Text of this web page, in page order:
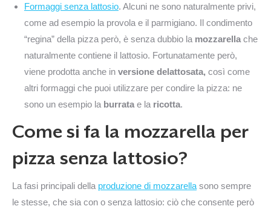
Formaggi senza lattosio. Alcuni ne sono naturalmente privi,
come ad esempio la provola e il parmigiano. Il condimento
“regina” della pizza però, è senza dubbio la mozzarella che
naturalmente contiene il lattosio. Fortunatamente però,
viene prodotta anche in versione delattosata, così come
altri formaggi che puoi utilizzare per condire la pizza: ne
sono un esempio la burrata e la ricotta.
Come si fa la mozzarella per
pizza senza lattosio?
La fasi principali della produzione di mozzarella sono sempre
le stesse, che sia con o senza lattosio: ciò che consente però